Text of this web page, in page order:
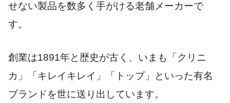
せない製品を数多く手がける老舗メーカーで
す。
創業は1891年と歴史が古く、いまも「クリニ
カ」「キレイキレイ」「トップ」といった有名
ブランドを世に送り出しています。